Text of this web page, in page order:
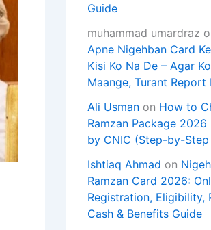
Guide
muhammad umardraz
Apne Nigehban Card
Kisi Ko Na De – Agar
Maange, Turant Report
Ali Usman on How to
Ramzan Package
by CNIC (Step-by-Step
Ishtiaq Ahmad on
Ramzan Card 2026:
Registration, Eligibility,
Cash & Benefits Guide